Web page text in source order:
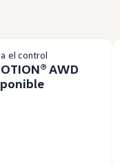
el control
AWD